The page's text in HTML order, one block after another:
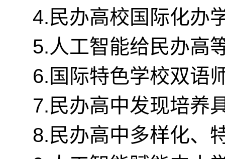
4.民办高校国际化办
5.人工智能给民办高
6.国际特色学校双语
7.民办高中发现培养
8.民办高中多样化、